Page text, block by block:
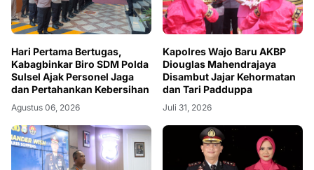
Hari Pertama Bertugas,
Kabagbinkar Biro SDM Polda
Sulsel Ajak Personel Jaga
dan Pertahankan Kebersihan
Agustus 06, 2026
Kapolres Wajo Baru AKBP
Diouglas Mahendrajaya
Disambut Jajar Kehormatan
dan Tari Padduppa
Juli 31, 2026